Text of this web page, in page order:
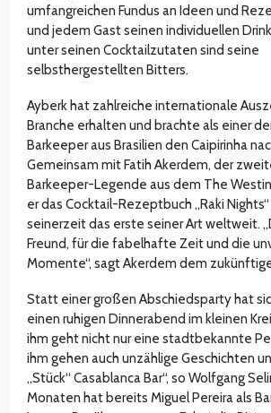
umfangreichen Fundus an Ideen und
und jedem Gast seinen individuellen
unter seinen Cocktailzutaten sind seine
selbsthergestellten Bitters.
Ayberk hat zahlreiche internationale
Branche erhalten und brachte als einer
Barkeeper aus Brasilien den Caipirinha
Gemeinsam mit Fatih Akerdem, der
Barkeeper-Legende aus dem The
er das Cocktail-Rezeptbuch „Raki
seinerzeit das erste seiner Art weltweit.
Freund, für die fabelhafte Zeit und die
Momente“, sagt Akerdem dem
Statt einer großen Abschiedsparty hat
einen ruhigen Dinnerabend im kleinen
ihm geht nicht nur eine stadtbekannte
ihm gehen auch unzählige Geschichten
„Stück“ Casablanca Bar“, so Wolfgang
Monaten hat bereits Miguel Pereira als